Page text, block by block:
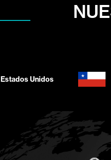
Estados Unidos